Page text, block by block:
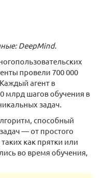
DeepMind.
провели 700 000
агент в
млрд шагов обучения в
задач.
способный
— от простого
как прятки или
во время обучения,